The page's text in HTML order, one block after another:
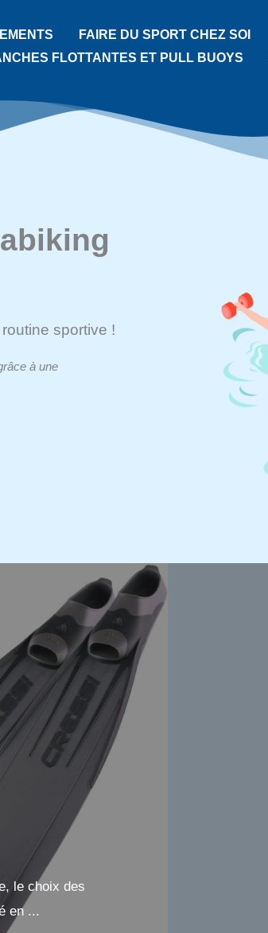
FAIRE DU SPORT CHEZ SOI
FLOTTANTES ET PULL BUOYS
sportive !
à une
le choix des
en ...